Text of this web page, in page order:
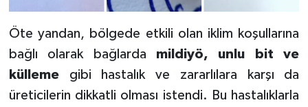
Öte yandan, bölgede etkili olan iklim koşullarına
bağlı olarak bağlarda mildiyö, unlu bit ve
küllemegibi hastalık ve zararlılara karşı da
üreticilerin dikkatli olması istendi. Bu hastalıklarla